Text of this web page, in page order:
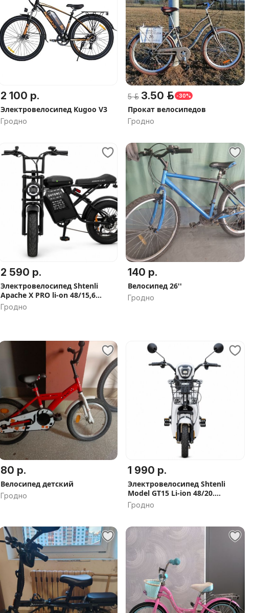
2 100 р.
Электровелосипед Kugoo V3
Гродно
5 р. 3.50 р. -30%
Прокат велосипедов
Гродно
2 590 р.
Электровелосипед Shtenli
Apache X PRO li-on 48/15,6
Гидравлический. Скидка, В
наличии, Рассрочка 0%
Гродно
140 р.
Велосипед 26''
Гродно
80 р.
Велосипед детский
Гродно
1 990 р.
Электровелосипед Shtenli
Model GT15 Li-ion 48/20.
Скидка, Кредит, рассрочка,
Доставка по РБ 0 руб
Гродно